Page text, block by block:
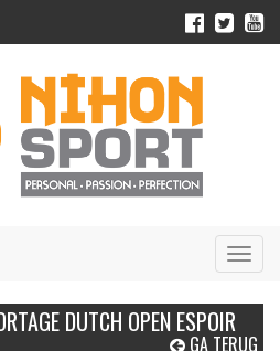
DUTCH OPEN ESPOIR
GA TERUG